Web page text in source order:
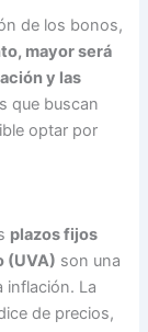
de los bonos,
mayor será
y las
que buscan
optar por
plazos fijos
(UVA) son una
inflación. La
de precios,